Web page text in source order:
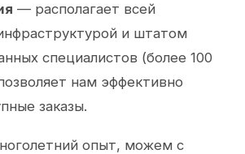
— располагает всей
и штатом
специалистов (более 100
нам эффективно
заказы.
опыт, можем с